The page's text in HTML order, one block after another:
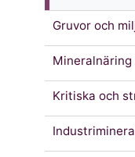
Gruvor och
Mineralnäring
Kritiska och